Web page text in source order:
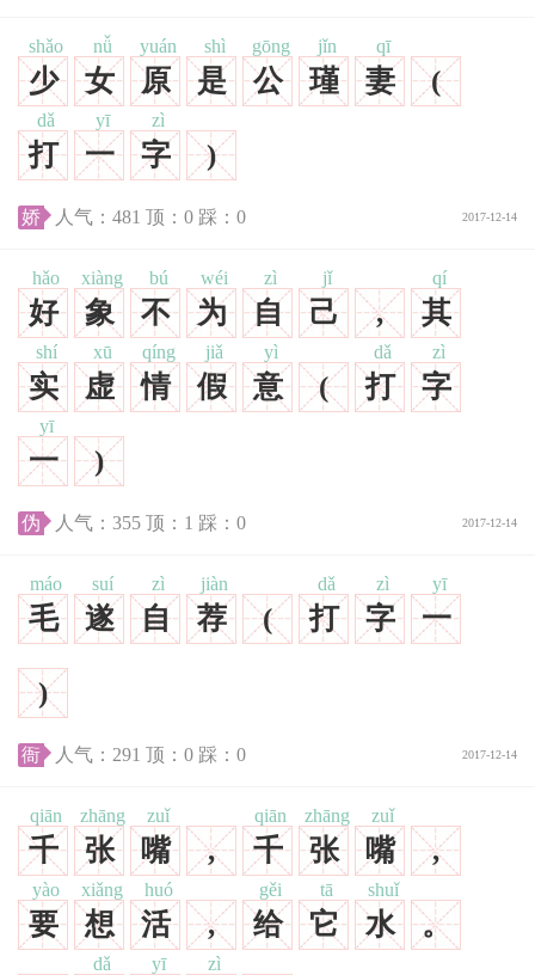
少
shǎo
女
nǚ
原
yuán
是
shì
公
gōng
瑾
jǐn
妻
qī
(
打
dǎ
一
yī
字
zì
)
2017-12-14
娇 人气： 481 顶： 0 踩： 0
好
hǎo
象
xiàng
不
bú
为
wéi
自
zì
己
jǐ
, 其
qí
实
shí
虚
xū
情
qíng
假
jiǎ
意
yì
( 打
dǎ
字
zì
一
yī
)
2017-12-14
伪 人气： 355 顶： 1 踩： 0
毛
máo
遂
suí
自
zì
荐
jiàn
( 打
dǎ
字
zì
一
yī
)
2017-12-14
衙 人气： 291 顶： 0 踩： 0
千
qiān
张
zhāng
嘴
zuǐ
, 千
qiān
张
zhāng
嘴
zuǐ
,
要
yào
想
xiǎng
活
huó
, 给
gěi
它
tā
水
shuǐ
。
dǎ yī zì